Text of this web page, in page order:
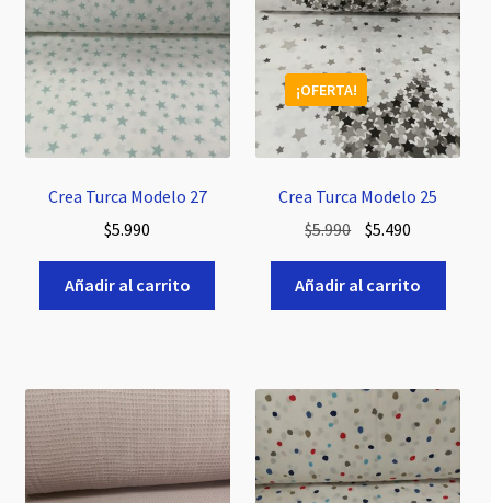
Crea Turca Modelo 27
$5.990
Añadir al carrito
Crea Turca Modelo 25
¡OFERTA!
$5.990 El
precio
original
era:
$5.490
precio
actual
es:
Añadir al carrito